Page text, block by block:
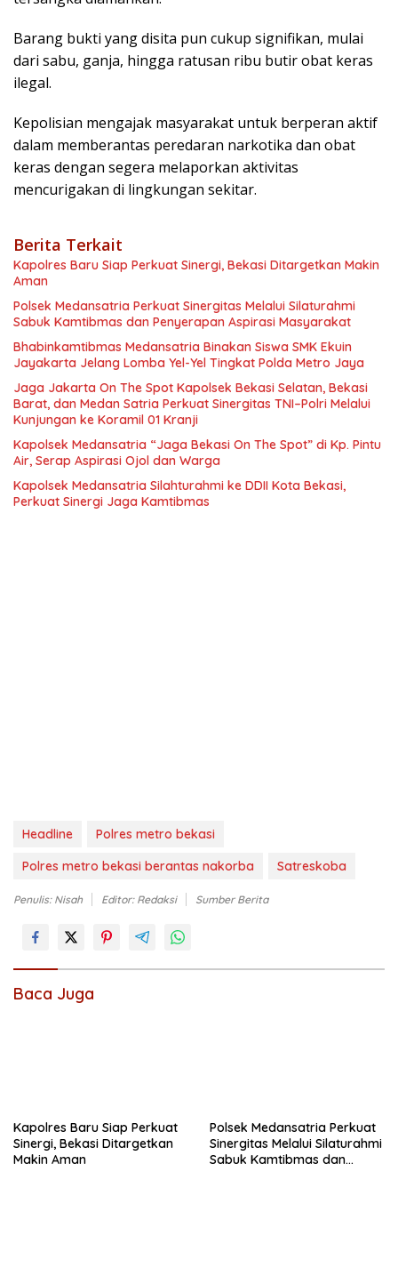
Barang bukti yang disita pun cukup signifikan, mulai
dari sabu, ganja, hingga ratusan ribu butir obat keras
ilegal.
Kepolisian mengajak masyarakat untuk berperan aktif
dalam memberantas peredaran narkotika dan obat
keras dengan segera melaporkan aktivitas
mencurigakan di lingkungan sekitar.
Berita Terkait
Kapolres Baru Siap Perkuat Sinergi, Bekasi Ditargetkan Makin
Aman
Polsek Medansatria Perkuat Sinergitas Melalui Silaturahmi
Sabuk Kamtibmas dan Penyerapan Aspirasi Masyarakat
Bhabinkamtibmas Medansatria Binakan Siswa SMK Ekuin
Jayakarta Jelang Lomba Yel-Yel Tingkat Polda Metro Jaya
Jaga Jakarta On The Spot Kapolsek Bekasi Selatan, Bekasi
Barat, dan Medan Satria Perkuat Sinergitas TNI–Polri Melalui
Kunjungan ke Koramil 01 Kranji
Kapolsek Medansatria “Jaga Bekasi On The Spot” di Kp. Pintu
Air, Serap Aspirasi Ojol dan Warga
Kapolsek Medansatria Silahturahmi ke DDII Kota Bekasi,
Perkuat Sinergi Jaga Kamtibmas
Headline
Polres metro bekasi
Polres metro bekasi berantas nakorba
Satreskoba
Penulis: Nisah Editor: Redaksi Sumber Berita
Baca Juga
Kapolres Baru Siap Perkuat
Sinergi, Bekasi Ditargetkan
Makin Aman
Polsek Medansatria Perkuat
Sinergitas Melalui Silaturahmi
Sabuk Kamtibmas dan